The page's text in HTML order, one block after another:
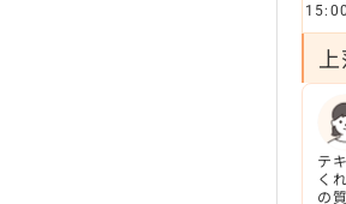
テ
く
の